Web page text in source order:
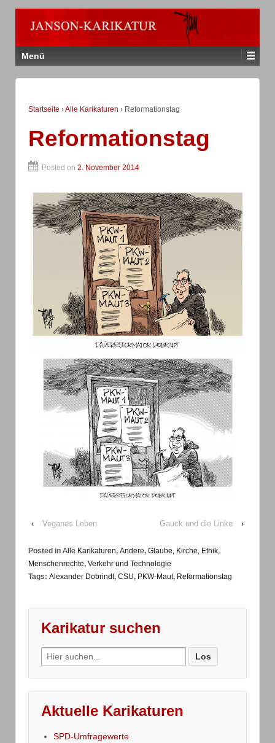
Menü
Startseite ›Alle Karikaturen › Reformationstag
Reformationstag
Posted on 2. November 2014
‹ Veganes Leben Gauck und die Linke ›
Posted in Alle Karikaturen, Andere, Glaube, Kirche, Ethik,
Menschenrechte, Verkehr und Technologie
Tags: Alexander Dobrindt, CSU, PKW-Maut, Reformationstag
Karikatur suchen
Search
for:
Aktuelle Karikaturen
SPD-Umfragewerte